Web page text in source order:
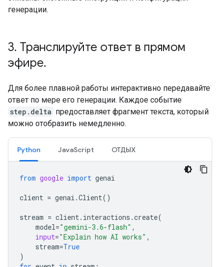
генерации.
3. Транслируйте ответ в прямом
эфире.
Для более плавной работы интерактивно передавайте
ответ по мере его генерации. Каждое событие
step.delta предоставляет фрагмент текста, который
можно отобразить немедленно.
Python JavaScript ОТДЫХ
from google import genai
client = genai .Client()
stream = client. interactions .create(
model="gemini-3.6-flash" ,
input="Explain how AI works" ,
stream=True
)